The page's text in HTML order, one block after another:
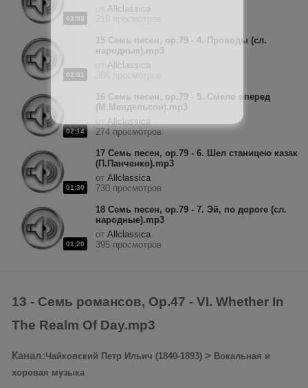
03:03
Allclassica
02:01
15 Семь песен, op.79 - 4. Проводы (сл.
народные).mp3
Allclassica
02:14
16 Семь песен, op.79 - 5. Смело вперед
(М.Мендельсон).mp3
отAllclassica
274 просмотров
01:30
17 Семь песен, op.79 - 6. Шел станицею казак
(П.Панченко).mp3
от Allclassica
730 просмотров
01:20
18 Семь песен, op.79 - 7. Эй, по дороге (сл.
народные).mp3
от Allclassica
395 просмотров
13 - Семь романсов, Op.47 - VI. Whether In
The Realm Of Day.mp3
Канал:Чайковский Петр Ильич (1840-1893) > Вокальная и
хоровая музыка